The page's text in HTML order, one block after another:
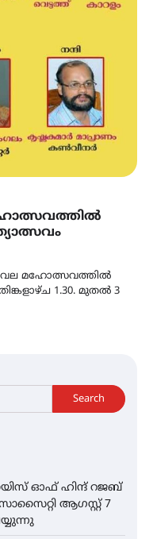
മഹോത്സവത്തിൽ
1.30. മുതൽ 3
Search
ഓഫ് ഹിന്ദ് റജബ്
ആഗസ്റ്റ് 7